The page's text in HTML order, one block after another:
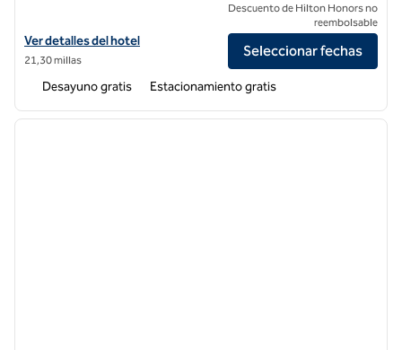
Ver detalles del hotel Home2 Suites by Hilton Jacksonville
Ver detalles del hotel
21,30 millas
Descuento de Hilton Honors no
reembolsable
Seleccionar fechas
Desayuno gratis Estacionamiento gratis
1 de 12